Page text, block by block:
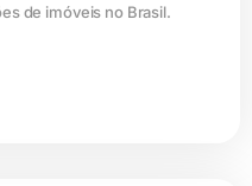
de imóveis no Brasil.